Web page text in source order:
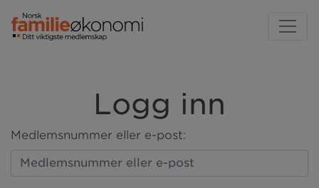
Logg inn
Medlemsnummer eller e-post: